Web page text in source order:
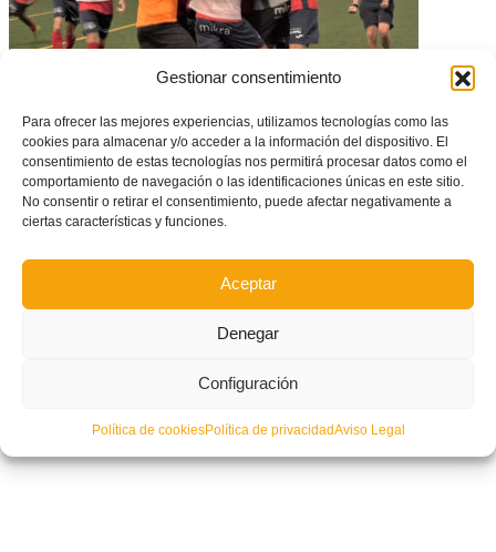
Gestionar consentimiento
Para ofrecer las mejores experiencias, utilizamos tecnologías como las
cookies para almacenar y/o acceder a la información del dispositivo. El
consentimiento de estas tecnologías nos permitirá procesar datos como el
comportamiento de navegación o las identificaciones únicas en este sitio.
No consentir o retirar el consentimiento, puede afectar negativamente a
ciertas características y funciones.
Aceptar
Denegar
Configuración
Política de cookiesPolítica de privacidadAviso Legal
Benicarló golpea primero en la lucha por el ascenso a Tercera – CD
Benicarlo vs UE Tavernes Valldigna (0-0)